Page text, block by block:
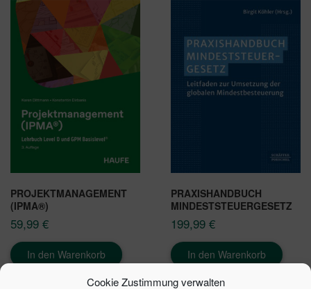
Cookie Zustimmung verwalten
PROJEKTMANAGEMENT
(IPMA®)
59,99 €
In den Warenkorb
PRAXISHANDBUCH
MINDESTSTEUERGESETZ
199,99 €
In den Warenkorb